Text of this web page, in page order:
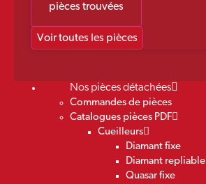
pièces trouvées
Voir toutes les pièces
Nos pièces détachées
Commandes de pièces
Catalogues pièces PDF
Cueilleurs
Diamant fixe
Diamant repliable
Quasar fixe